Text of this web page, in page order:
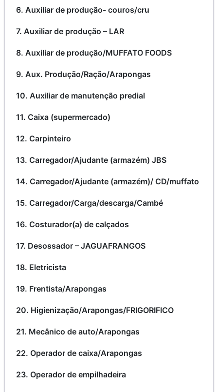
6. Auxiliar de produção- couros/cru
7. Auxiliar de produção – LAR
8. Auxiliar de produção/MUFFATO FOODS
9. Aux. Produção/Ração/Arapongas
10. Auxiliar de manutenção predial
11. Caixa (supermercado)
12. Carpinteiro
13. Carregador/Ajudante (armazém) JBS
14. Carregador/Ajudante (armazém)/ CD/muffato
15. Carregador/Carga/descarga/Cambé
16. Costurador(a) de calçados
17. Desossador – JAGUAFRANGOS
18. Eletricista
19. Frentista/Arapongas
20. Higienização/Arapongas/FRIGORIFICO
21. Mecânico de auto/Arapongas
22. Operador de caixa/Arapongas
23. Operador de empilhadeira